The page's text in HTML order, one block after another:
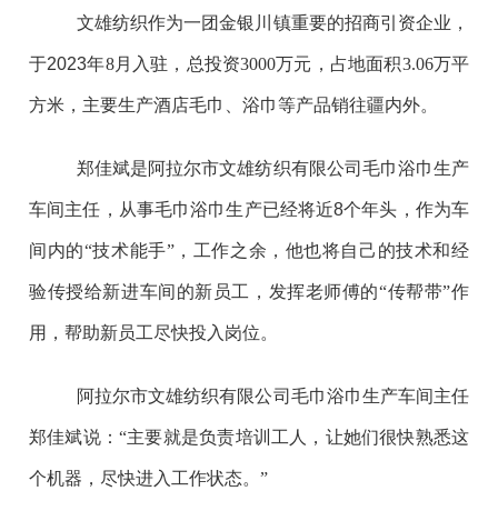
文雄纺织作为一团金银川镇重要的招商引资企业，
于2023年8月入驻，总投资3000万元，占地面积3.06万平
方米，主要生产酒店毛巾、浴巾等产品销往疆内外。
郑佳斌是阿拉尔市文雄纺织有限公司毛巾浴巾生产
车间主任，从事毛巾浴巾生产已经将近8个年头，作为车
间内的“技术能手”，工作之余，他也将自己的技术和经
验传授给新进车间的新员工，发挥老师傅的“传帮带”作
用，帮助新员工尽快投入岗位。
阿拉尔市文雄纺织有限公司毛巾浴巾生产车间主任
郑佳斌说：“主要就是负责培训工人，让她们很快熟悉这
个机器，尽快进入工作状态。”